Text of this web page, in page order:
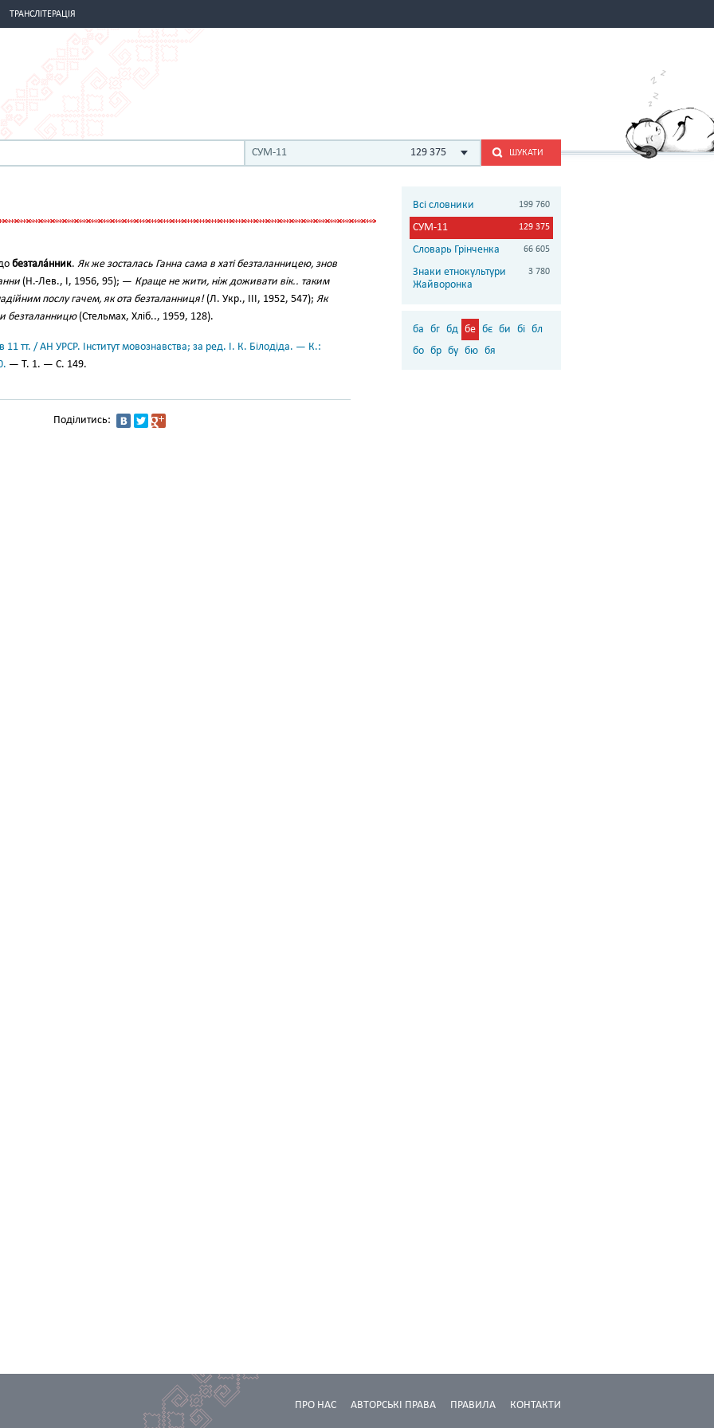
ТРАНСЛІТЕРАЦІЯ
СУМ-11 129 375 ШУКАТИ
безтала́нник. Як же зосталась Ганна сама в хаті безталанницею, знов
(Н.-Лев., І, 1956, 95); — Краще не жити, ніж доживати вік.. таким
послу гачем, як ота безталанниця!(Л. Укр., III, 1952, 547); Як
безталанницю(Стельмах, Хліб.., 1959, 128).
11 тт. / АН УРСР. Інститут мовознавства; за ред. І. К. Білодіда. — К.:
— Т. 1. — С. 149.
Поділитись:
Всі словники 199 760
СУМ-11 129 375
Словарь Грінченка 66 605
Знаки етнокультури
Жайворонка
3 780
ба бг бд бе бє би бі бл
бо бр бу бю бя
КОНТАКТИ
ПРАВИЛА
АВТОРСЬКІ ПРАВА
ПРО НАС